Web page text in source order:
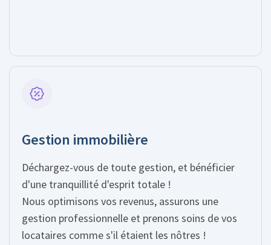
Gestion immobilière
Déchargez-vous de toute gestion, et bénéficier
d'une tranquillité d'esprit totale !
Nous optimisons vos revenus, assurons une
gestion professionnelle et prenons soins de vos
locataires comme s'il étaient les nôtres !